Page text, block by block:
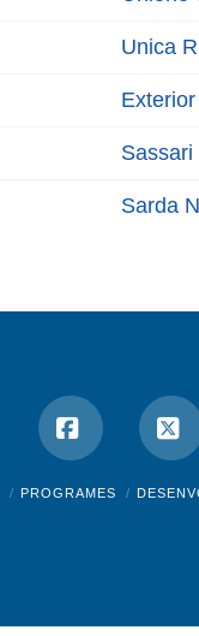
Unica
Exterior
Sassari
Sarda
Facebook
X
PROGRAMES